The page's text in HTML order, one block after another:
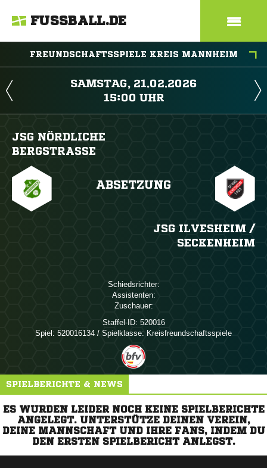
FUSSBALL.DE
FREUNDSCHAFTSSPIELE KREIS MANNHEIM
 
 
JSG NÖRDLICHE
BERGSTRASSE
ABSETZUNG
JSG ILVESHEIM /​
SECKENHEIM
Schiedsrichter:
Assistenten:
Zuschauer:
Staffel-ID: 520016
Spiel: 520016134 / Spielklasse: Kreisfreundschaftsspiele
SPIELBERICHTE & NEWS
ES WURDEN LEIDER NOCH KEINE SPIELBERICHTE
ANGELEGT. UNTERSTÜTZE DEINEN VEREIN,
DEINE MANNSCHAFT UND IHRE FANS, INDEM DU
DEN ERSTEN SPIELBERICHT ANLEGST.